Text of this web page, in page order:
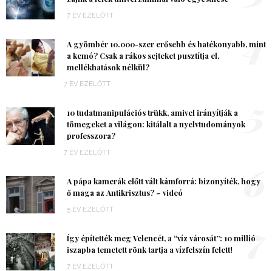
7 ÉV EZELŐTT
A gyömbér 10.000-szer erősebb és hatékonyabb, mint
a kemó? Csak a rákos sejteket pusztítja el,
mellékhatások nélkül?
7 ÉV EZELŐTT
4
10 tudatmanipulációs trükk, amivel irányítják a
tömegeket a világon: kitálalt a nyelvtudományok
professzora?
7 ÉV EZELŐTT
A pápa kamerák előtt vált kámforrá: bizonyíték, hogy
ő maga az Antikrisztus? – videó
5 ÉV EZELŐTT
6
Így építették meg Velencét, a “víz városát”: 10 millió
iszapba temetett rönk tartja a vízfelszín felett!
7 ÉV EZELŐTT
7